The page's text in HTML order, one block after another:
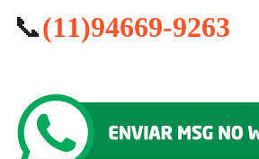
📞(11)94669-9263